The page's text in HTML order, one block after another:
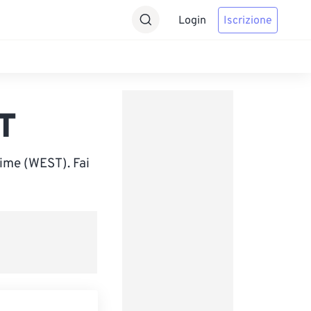
Login Iscrizione
(WEST). Fai